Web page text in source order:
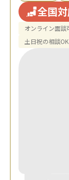
全国
オンライン面談
土日祝の相談OK